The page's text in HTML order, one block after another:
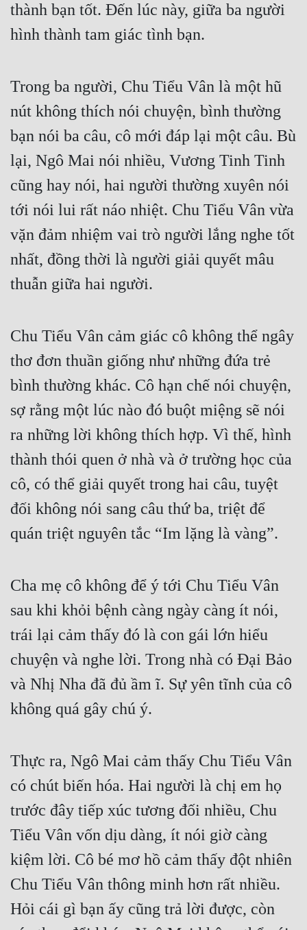
Lịch Sử
Mưu Mô
Mỹ Thực
Ngôn Tình
Ngược
Nữ Cường
Phong Thủy - Tâm Linh
Phương Tây
Phản Phái
Quân Sự
Sảng Văn
Sắc
Sủng
Tiểu Thuyết
Trinh Thám
Trùng Sinh
Trọng Sinh
Tu Chân
Tu Tiên
Tội Phạm
Xuyên Không
Xuyên Nhanh
Xuyên Sách
Xuyên Thư
Điền Văn
thành bạn tốt. Đến lúc này, giữa ba người
hình thành tam giác tình bạn.
Trong ba người, Chu Tiểu Vân là một hũ
nút không thích nói chuyện, bình thường
bạn nói ba câu, cô mới đáp lại một câu. Bù
lại, Ngô Mai nói nhiều, Vương Tinh Tinh
cũng hay nói, hai người thường xuyên nói
tới nói lui rất náo nhiệt. Chu Tiểu Vân vừa
vặn đảm nhiệm vai trò người lắng nghe tốt
nhất, đồng thời là người giải quyết mâu
thuẫn giữa hai người.
Chu Tiểu Vân cảm giác cô không thể ngây
thơ đơn thuần giống như những đứa trẻ
bình thường khác. Cô hạn chế nói chuyện,
sợ rằng một lúc nào đó buột miệng sẽ nói
ra những lời không thích hợp. Vì thế, hình
thành thói quen ở nhà và ở trường học của
cô, có thể giải quyết trong hai câu, tuyệt
đối không nói sang câu thứ ba, triệt để
quán triệt nguyên tắc “Im lặng là vàng”.
Cha mẹ cô không để ý tới Chu Tiểu Vân
sau khi khỏi bệnh càng ngày càng ít nói,
trái lại cảm thấy đó là con gái lớn hiểu
chuyện và nghe lời. Trong nhà có Đại Bảo
và Nhị Nha đã đủ ầm ĩ. Sự yên tĩnh của cô
không quá gây chú ý.
Thực ra, Ngô Mai cảm thấy Chu Tiểu Vân
có chút biến hóa. Hai người là chị em họ
trước đây tiếp xúc tương đối nhiều, Chu
Tiểu Vân vốn dịu dàng, ít nói giờ càng
kiệm lời. Cô bé mơ hồ cảm thấy đột nhiên
Chu Tiểu Vân thông minh hơn rất nhiều.
Hỏi cái gì bạn ấy cũng trả lời được, còn